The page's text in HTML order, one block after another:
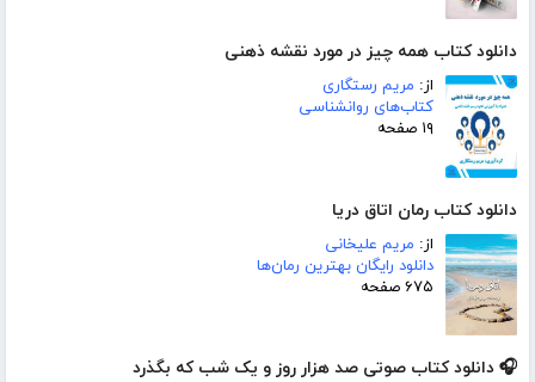
دانلود کتاب همه چیز در مورد نقشه ذهنی
از: مریم رستگاری
کتاب‌های روانشناسی
۱۹ صفحه
دانلود کتاب رمان اتاق دریا
از: مریم علیخانی
دانلود رایگان بهترین رمان‌ها
۶۷۵ صفحه
🎧 دانلود کتاب صوتی صد هزار روز و یک شب که بگذرد